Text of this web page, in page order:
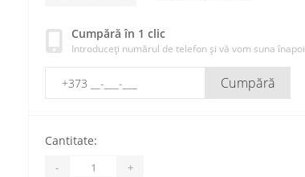
Cumpără în 1 clic
Introduceți numărul de telefon și vă vom suna înapoi
Cumpără
Cantitate:
- +